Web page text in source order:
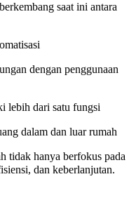
saat ini antara
dengan penggunaan
lebih dari satu fungsi
dalam dan luar rumah
tidak hanya berfokus pada
dan keberlanjutan.